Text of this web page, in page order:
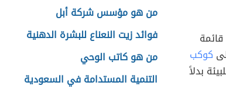
كوكب
بدلاً
من هو مؤسس شركة أبل
فوائد زيت النعناع للبشرة الدهنية
من هو كاتب الوحي
التنمية المستدامة في السعودية